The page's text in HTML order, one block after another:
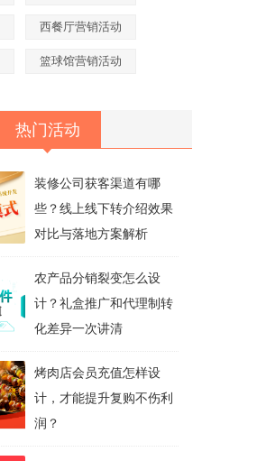
西餐厅营销活动
篮球馆营销活动
热门活动
装修公司获客渠道有哪
些？线上线下转介绍效果
对比与落地方案解析
农产品分销裂变怎么设
计？礼盒推广和代理制转
化差异一次讲清
烤肉店会员充值怎样设
计，才能提升复购不伤利
润？